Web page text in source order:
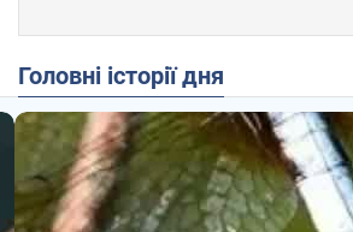
Головні історії дня